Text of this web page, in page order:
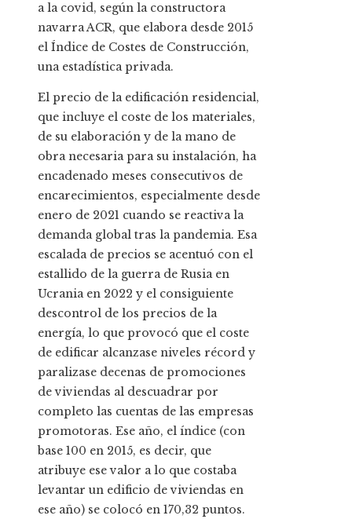
a la covid, según la constructora
navarra ACR, que elabora desde 2015
el Índice de Costes de Construcción,
una estadística privada.
El precio de la edificación residencial,
que incluye el coste de los materiales,
de su elaboración y de la mano de
obra necesaria para su instalación, ha
encadenado meses consecutivos de
encarecimientos, especialmente desde
enero de 2021 cuando se reactiva la
demanda global tras la pandemia. Esa
escalada de precios se acentuó con el
estallido de la guerra de Rusia en
Ucrania en 2022 y el consiguiente
descontrol de los precios de la
energía, lo que provocó que el coste
de edificar alcanzase niveles récord y
paralizase decenas de promociones
de viviendas al descuadrar por
completo las cuentas de las empresas
promotoras. Ese año, el índice (con
base 100 en 2015, es decir, que
atribuye ese valor a lo que costaba
levantar un edificio de viviendas en
ese año) se colocó en 170,32 puntos.